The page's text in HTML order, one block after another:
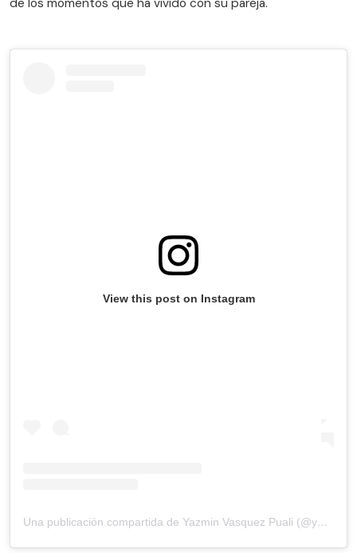
View this post on Instagram
Una publicación compartida de Yazmin Vasquez Puali (@yazminvasquezpuali)